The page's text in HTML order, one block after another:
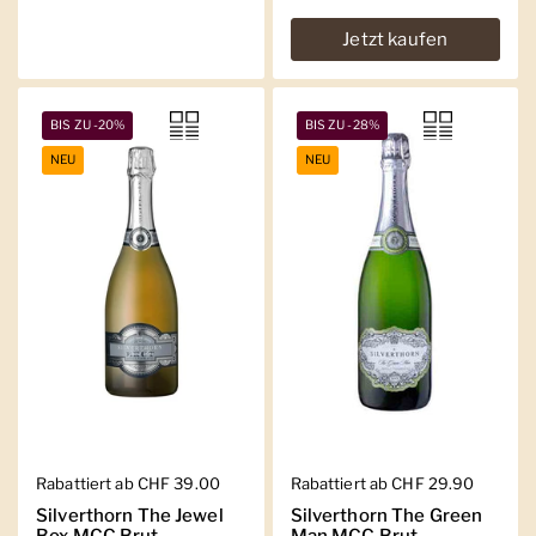
Jetzt kaufen
Regulärer Preis
Rabattiert ab CHF 39.00
Silverthorn The Jewel
BIS ZU -20%
NEU
Regulärer Preis
Rabattiert ab CHF 29.90
Silverthorn The Green
BIS ZU -28%
NEU